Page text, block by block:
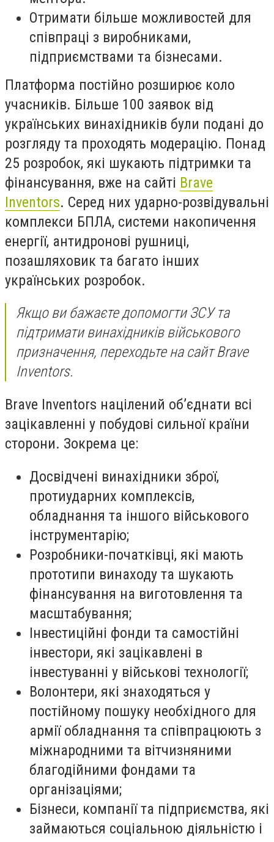
Отримати більше можливостей для
співпраці з виробниками,
підприємствами та бізнесами.
Платформа постійно розширює коло
учасників. Більше 100 заявок від
українських винахідників були подані до
розгляду та проходять модерацію. Понад
25 розробок, які шукають підтримки та
фінансування, вже на сайті Brave
Inventors. Серед них ударно-розвідувальні
комплекси БПЛА, системи накопичення
енергії, антидронові рушниці,
позашляховик та багато інших
українських розробок.
Якщо ви бажаєте допомогти ЗСУ та
підтримати винахідників військового
призначення, переходьте на сайтBrave
Inventors.
Brave Inventors націлений об’єднати всі
зацікавленні у побудові сильної країни
сторони. Зокрема це:
Досвідчені винахідники зброї,
протиударних комплексів,
обладнання та іншого військового
інструментарію;
Розробники-початківці, які мають
прототипи винаходу та шукають
фінансування на виготовлення та
масштабування;
Інвестиційні фонди та самостійні
інвестори, які зацікавлені в
інвестуванні у військові технології;
Волонтери, які знаходяться у
постійному пошуку необхідного для
армії обладнання та співпрацюють з
міжнародними та вітчизняними
благодійними фондами та
організаціями;
Бізнеси, компанії та підприємства, які
займаються соціальною діяльністю і